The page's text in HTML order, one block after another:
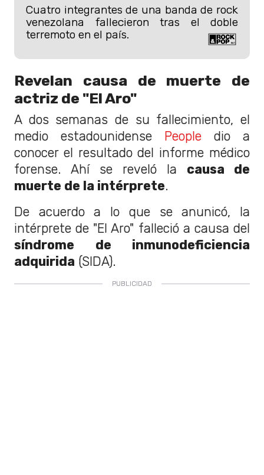
Cuatro integrantes de una banda de rock
venezolana fallecieron tras el doble
terremoto en el país.
Revelan causa de muerte de
actriz de "El Aro"
A dos semanas de su fallecimiento, el
medio estadounidense
People dio a
conocer el resultado del informe médico
forense. Ahí se reveló la causa de
muerte de la intérprete.
De acuerdo a lo que se anunicó, la
intérprete de "El Aro" falleció a causa del
síndrome de inmunodeficiencia
adquirida (SIDA).